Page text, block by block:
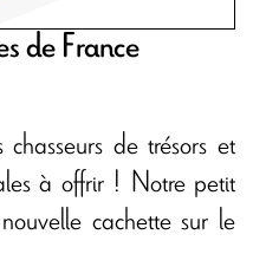
de France
de trésors et
à offrir ! Notre petit
cachette sur le